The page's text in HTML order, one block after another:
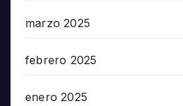
marzo 2025
febrero 2025
enero 2025